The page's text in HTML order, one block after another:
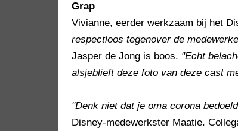
Grap
Vivianne, eerder werkzaam bij het
respectloos tegenover de
Jasper de Jong is boos. "Echt
alsjeblieft deze foto van deze cast
"Denk niet dat je oma corona
Disney-medewerkster Maatie.